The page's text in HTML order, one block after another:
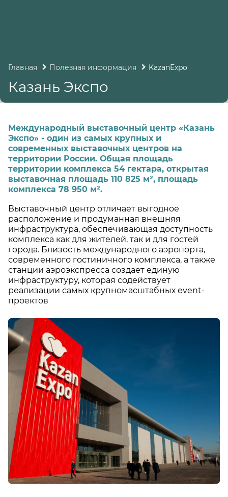
Главная Полезная информация KazanExpo
Казань Экспо
Международный выставочный центр «Казань
Экспо» - один из самых крупных и
современных выставочных центров на
территории России. Общая площадь
территории комплекса 54 гектара, открытая
выставочная площадь 110 825 м², площадь
комплекса 78 950 м².
Выставочный центр отличает выгодное
расположение и продуманная внешняя
инфраструктура, обеспечивающая доступность
комплекса как для жителей, так и для гостей
города. Близость международного аэропорта,
современного гостиничного комплекса, а также
станции аэроэкспресса создает единую
инфраструктуру, которая содействует
реализации самых крупномасштабных event-
проектов